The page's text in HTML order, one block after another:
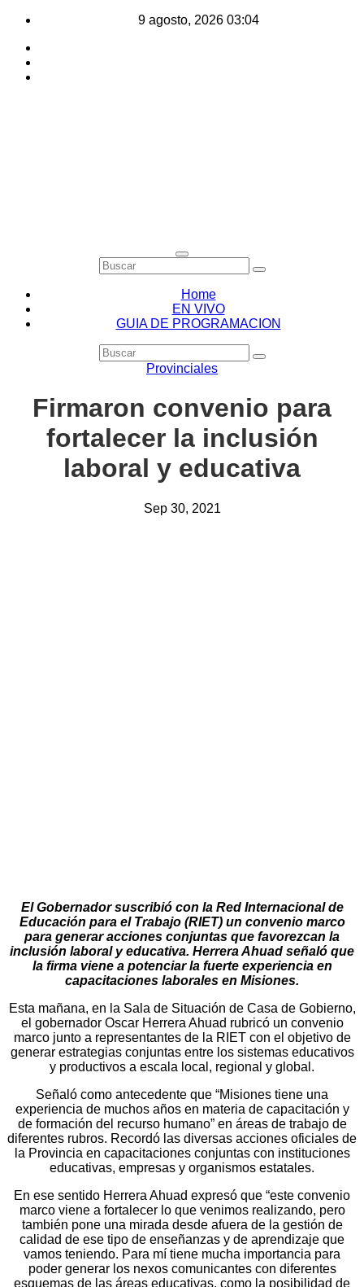
Saltar
9 agosto, 2026 03:04
Home
EN VIVO
GUIA DE PROGRAMACION
Provinciales
Firmaron convenio para
fortalecer la inclusión
laboral y educativa
Sep 30, 2021
El Gobernador suscribió con la Red Internacional de
Educación para el Trabajo (RIET) un convenio marco
para generar acciones conjuntas que favorezcan la
inclusión laboral y educativa. Herrera Ahuad señaló que
la firma viene a potenciar la fuerte experiencia en
capacitaciones laborales en Misiones.
Esta mañana, en la Sala de Situación de Casa de Gobierno,
el gobernador Oscar Herrera Ahuad rubricó un convenio
marco junto a representantes de la RIET con el objetivo de
generar estrategias conjuntas entre los sistemas educativos
y productivos a escala local, regional y global.
Señaló como antecedente que “Misiones tiene una
experiencia de muchos años en materia de capacitación y
de formación del recurso humano” en áreas de trabajo de
diferentes rubros. Recordó las diversas acciones oficiales de
la Provincia en capacitaciones conjuntas con instituciones
educativas, empresas y organismos estatales.
En ese sentido Herrera Ahuad expresó que “este convenio
marco viene a fortalecer lo que venimos realizando, pero
también pone una mirada desde afuera de la gestión de
calidad de ese tipo de enseñanzas y de aprendizaje que
vamos teniendo. Para mí tiene mucha importancia para
poder generar los nexos comunicantes con diferentes
esquemas de las áreas educativas, como la posibilidad de